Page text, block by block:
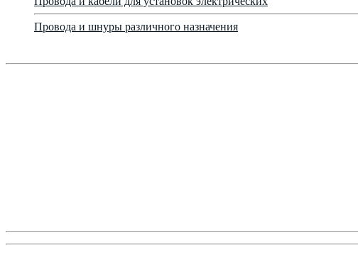
Провода и шнуры различного назначения